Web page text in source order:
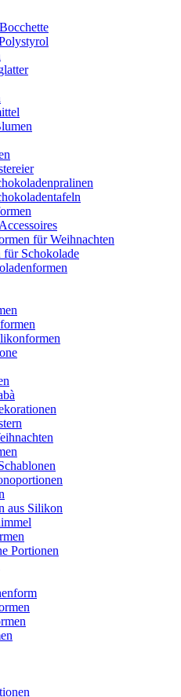
für Weihnachten
Schokolade
aus Silikon
Portionen